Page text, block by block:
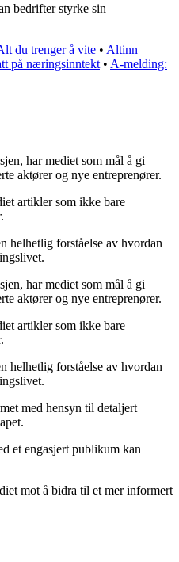
bedrifter styrke sin
du trenger å vite • Altinn
på næringsinntekt • A-melding:
har mediet som mål å gi
aktører og nye entreprenører.
artikler som ikke bare
helhetlig forståelse av hvordan
har mediet som mål å gi
aktører og nye entreprenører.
artikler som ikke bare
helhetlig forståelse av hvordan
med hensyn til detaljert
et engasjert publikum kan
mot å bidra til et mer informert